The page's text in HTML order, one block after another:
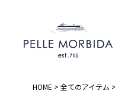
HOME 全てのアイテム